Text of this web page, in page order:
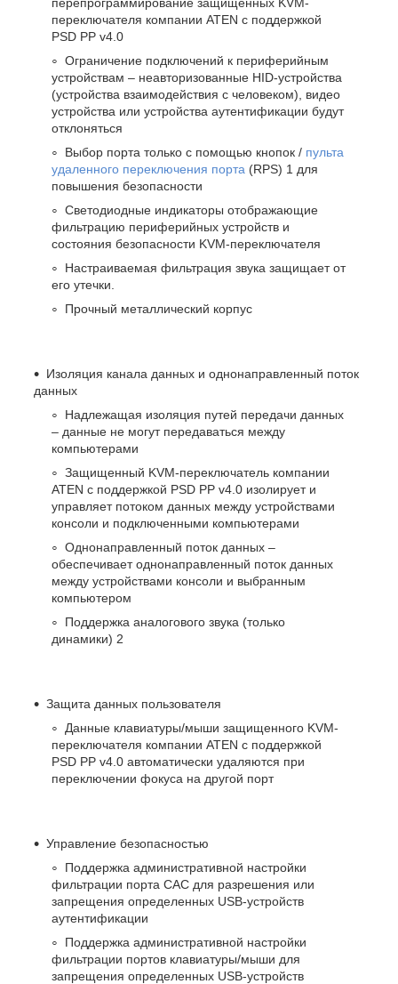
переключателя компании ATEN с поддержкой
PSD PP v4.0
Ограничение подключений к периферийным
устройствам – неавторизованные HID-устройства
(устройства взаимодействия с человеком), видео
устройства или устройства аутентификации будут
отклоняться
Выбор порта только с помощью кнопок / пульта
удаленного переключения порта (RPS) 1 для
повышения безопасности
Светодиодные индикаторы отображающие
фильтрацию периферийных устройств и
состояния безопасности KVM-переключателя
Настраиваемая фильтрация звука защищает от
его утечки.
Прочный металлический корпус
Изоляция канала данных и однонаправленный поток
данных
Надлежащая изоляция путей передачи данных
– данные не могут передаваться между
компьютерами
Защищенный KVM-переключатель компании
ATEN с поддержкой PSD PP v4.0 изолирует и
управляет потоком данных между устройствами
консоли и подключенными компьютерами
Однонаправленный поток данных –
обеспечивает однонаправленный поток данных
между устройствами консоли и выбранным
компьютером
Поддержка аналогового звука (только
динамики) 2
Защита данных пользователя
Данные клавиатуры/мыши защищенного KVM-
переключателя компании ATEN с поддержкой
PSD PP v4.0 автоматически удаляются при
переключении фокуса на другой порт
Управление безопасностью
Поддержка административной настройки
фильтрации порта CAC для разрешения или
запрещения определенных USB-устройств
аутентификации
Поддержка административной настройки
фильтрации портов клавиатуры/мыши для
запрещения определенных USB-устройств